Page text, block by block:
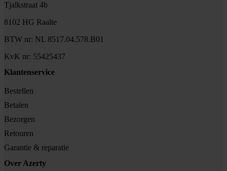
Tjalkstraat 4b
8102 HG Raalte
BTW nr: NL 8517.04.578.B01
KvK nr: 55425437
Klantenservice
Bestellen
Betalen
Bezorgen
Retouren
Garantie & reparatie
Over Azerty